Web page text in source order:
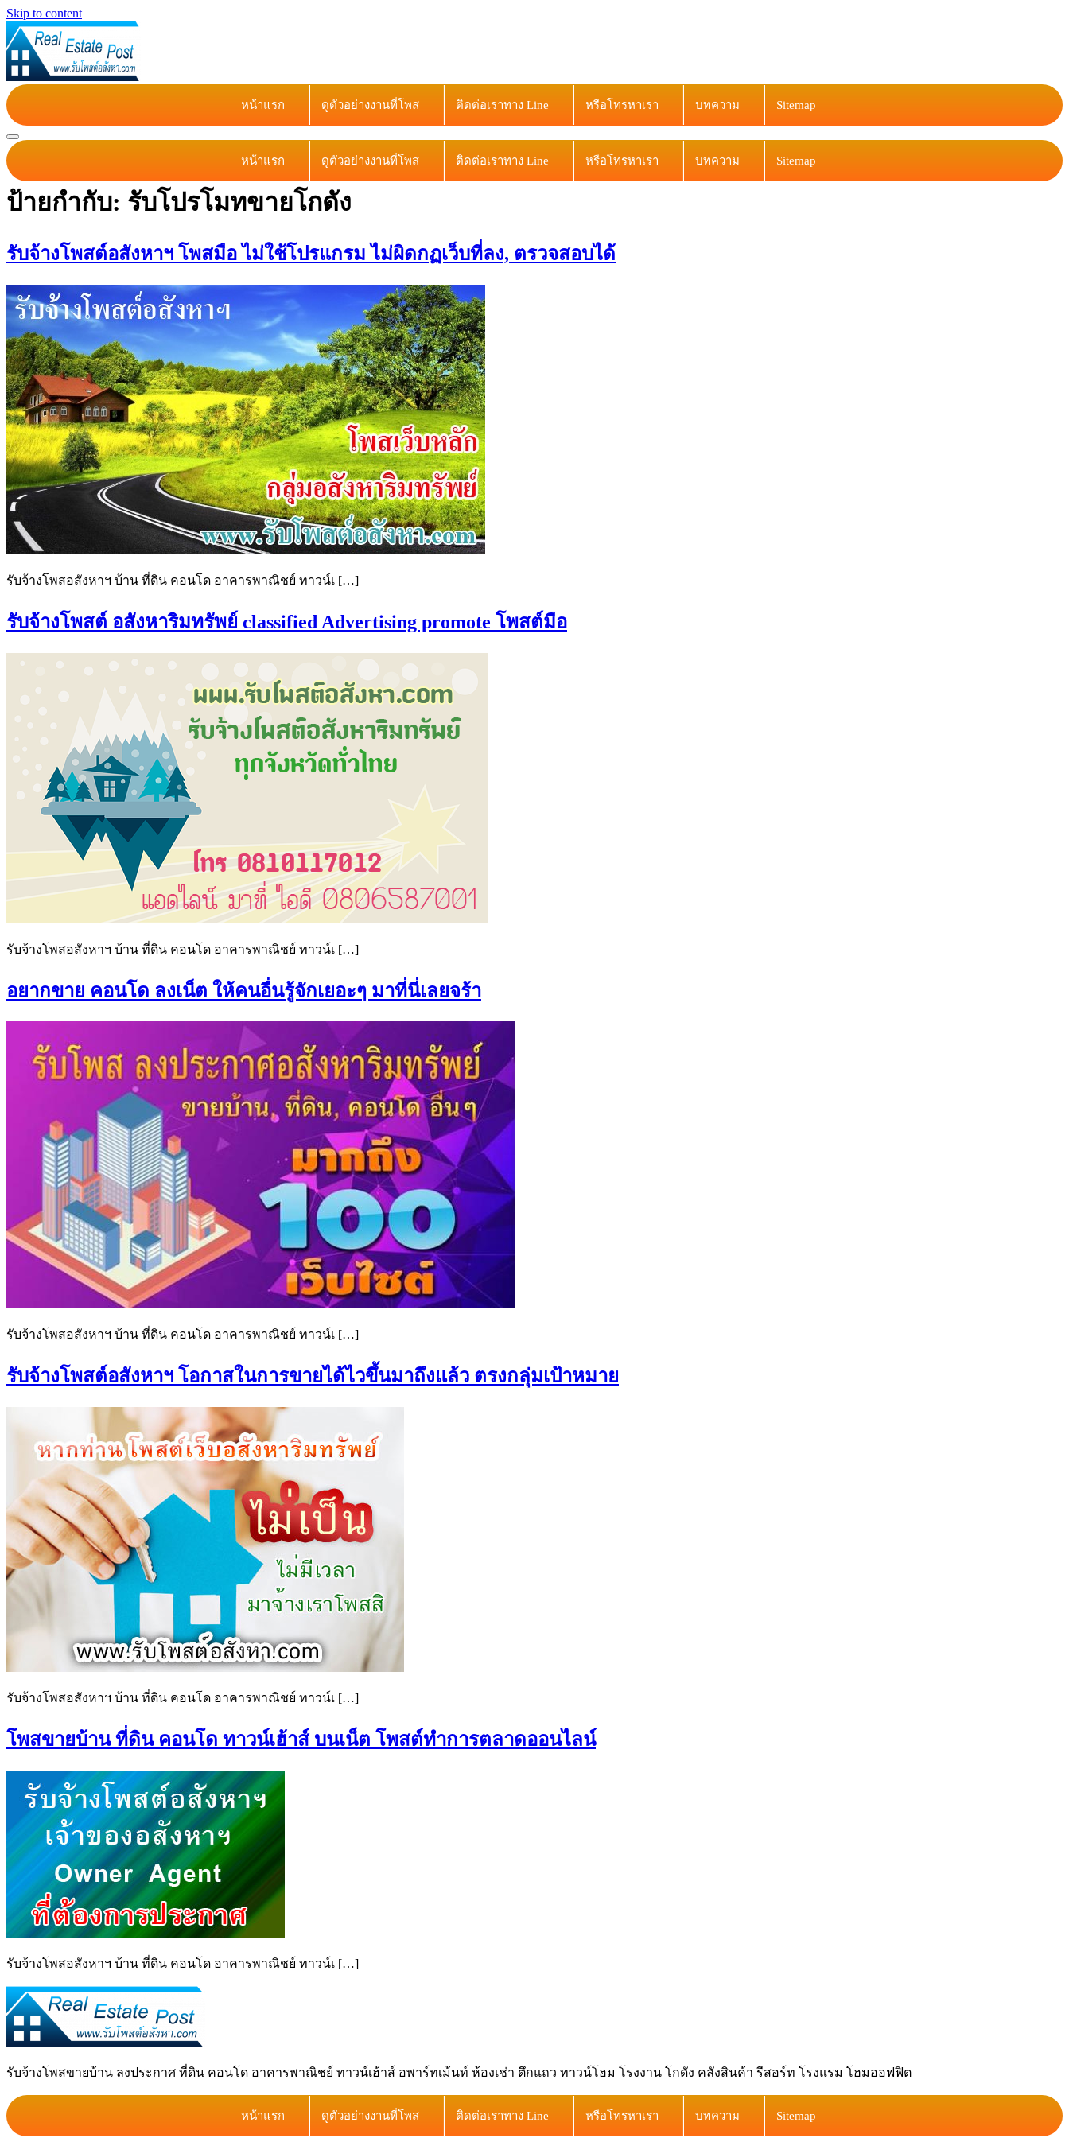
Skip to content
หน้าแรก ดูตัวอย่างงานที่โพส ติดต่อเราทาง Line หรือโทรหาเรา บทความ Sitemap
หน้าแรก ดูตัวอย่างงานที่โพส ติดต่อเราทาง Line หรือโทรหาเรา บทความ Sitemap
ป้ายกำกับ: รับโปรโมทขายโกดัง
รับจ้างโพสต์อสังหาฯ โพสมือ ไม่ใช้โปรแกรม ไม่ผิดกฏเว็บที่ลง, ตรวจสอบได้
รับจ้างโพสอสังหาฯ บ้าน ที่ดิน คอนโด อาคารพาณิชย์ ทาวน์เ […]
รับจ้างโพสต์ อสังหาริมทรัพย์ classified Advertising promote โพสต์มือ
รับจ้างโพสอสังหาฯ บ้าน ที่ดิน คอนโด อาคารพาณิชย์ ทาวน์เ […]
อยากขาย คอนโด ลงเน็ต ให้คนอื่นรู้จักเยอะๆ มาที่นี่เลยจร้า
รับจ้างโพสอสังหาฯ บ้าน ที่ดิน คอนโด อาคารพาณิชย์ ทาวน์เ […]
รับจ้างโพสต์อสังหาฯ โอกาสในการขายได้ไวขึ้นมาถึงแล้ว ตรงกลุ่มเป้าหมาย
รับจ้างโพสอสังหาฯ บ้าน ที่ดิน คอนโด อาคารพาณิชย์ ทาวน์เ […]
โพสขายบ้าน ที่ดิน คอนโด ทาวน์เฮ้าส์ บนเน็ต โพสต์ทำการตลาดออนไลน์
รับจ้างโพสอสังหาฯ บ้าน ที่ดิน คอนโด อาคารพาณิชย์ ทาวน์เ […]
รับจ้างโพสขายบ้าน ลงประกาศ ที่ดิน คอนโด อาคารพาณิชย์ ทาวน์เฮ้าส์ อพาร์ทเม้นท์ ห้องเช่า ตึกแถว ทาวน์โฮม โรงงาน โกดัง คลังสินค้า รีสอร์ท โรงแรม โฮมออฟฟิต
หน้าแรก ดูตัวอย่างงานที่โพส ติดต่อเราทาง Line หรือโทรหาเรา บทความ Sitemap